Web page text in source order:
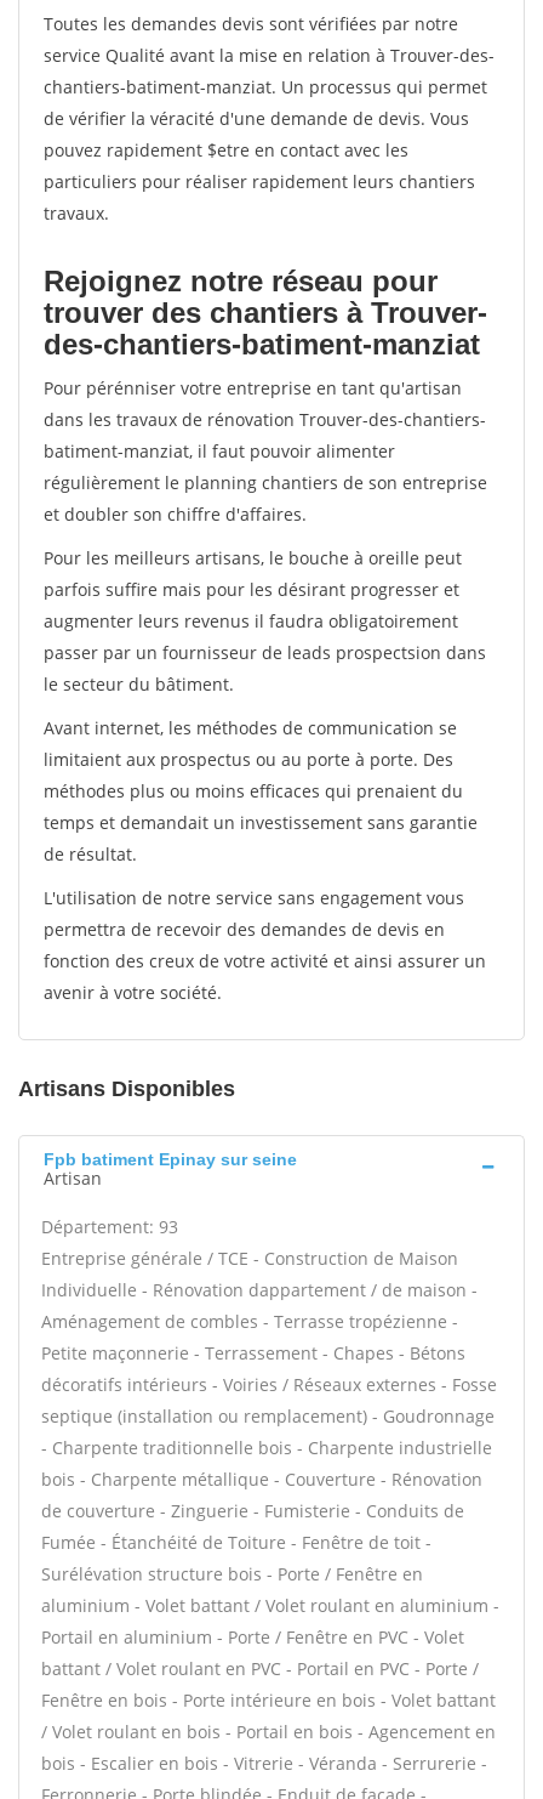
Toutes les demandes devis sont vérifiées par notre
service Qualité avant la mise en relation à Trouver-des-
chantiers-batiment-manziat. Un processus qui permet
de vérifier la véracité d'une demande de devis. Vous
pouvez rapidement $etre en contact avec les
particuliers pour réaliser rapidement leurs chantiers
travaux.
Rejoignez notre réseau pour
trouver des chantiers à Trouver-
des-chantiers-batiment-manziat
Pour pérénniser votre entreprise en tant qu'artisan
dans les travaux de rénovation Trouver-des-chantiers-
batiment-manziat, il faut pouvoir alimenter
régulièrement le planning chantiers de son entreprise
et doubler son chiffre d'affaires.
Pour les meilleurs artisans, le bouche à oreille peut
parfois suffire mais pour les désirant progresser et
augmenter leurs revenus il faudra obligatoirement
passer par un fournisseur de leads prospectsion dans
le secteur du bâtiment.
Avant internet, les méthodes de communication se
limitaient aux prospectus ou au porte à porte. Des
méthodes plus ou moins efficaces qui prenaient du
temps et demandait un investissement sans garantie
de résultat.
L'utilisation de notre service sans engagement vous
permettra de recevoir des demandes de devis en
fonction des creux de votre activité et ainsi assurer un
avenir à votre société.
Artisans Disponibles
Fpb batiment Epinay sur seine
Artisan
Département: 93
Entreprise générale / TCE - Construction de Maison
Individuelle - Rénovation dappartement / de maison -
Aménagement de combles - Terrasse tropézienne -
Petite maçonnerie - Terrassement - Chapes - Bétons
décoratifs intérieurs - Voiries / Réseaux externes - Fosse
septique (installation ou remplacement) - Goudronnage
- Charpente traditionnelle bois - Charpente industrielle
bois - Charpente métallique - Couverture - Rénovation
de couverture - Zinguerie - Fumisterie - Conduits de
Fumée - Étanchéité de Toiture - Fenêtre de toit -
Surélévation structure bois - Porte / Fenêtre en
aluminium - Volet battant / Volet roulant en aluminium -
Portail en aluminium - Porte / Fenêtre en PVC - Volet
battant / Volet roulant en PVC - Portail en PVC - Porte /
Fenêtre en bois - Porte intérieure en bois - Volet battant
/ Volet roulant en bois - Portail en bois - Agencement en
bois - Escalier en bois - Vitrerie - Véranda - Serrurerie -